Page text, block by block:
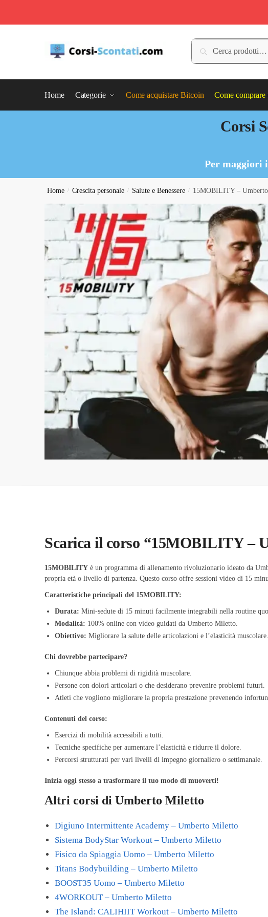
Cerca:
Cerca
Home Categorie Come acquistare Bitcoin Come comprare
Corsi
Per maggiori
Home / Crescita personale / Salute e Benessere / 15MOBILITY –
Scarica il corso “15MOBILITY –
15MOBILITY è un programma di allenamento rivoluzionario ideato da
propria età o livello di partenza. Questo corso offre sessioni video di 15
Caratteristiche principali del 15MOBILITY:
Durata: Mini-sedute di 15 minuti facilmente integrabili nella routine
Modalità: 100% online con video guidati da Umberto Miletto.
Obiettivo: Migliorare la salute delle articolazioni e l’elasticità muscolare.
Chi dovrebbe partecipare?
Chiunque abbia problemi di rigidità muscolare.
Persone con dolori articolari o che desiderano prevenire problemi futuri.
Atleti che vogliono migliorare la propria prestazione prevenendo
Contenuti del corso:
Esercizi di mobilità accessibili a tutti.
Tecniche specifiche per aumentare l’elasticità e ridurre il dolore.
Percorsi strutturati per vari livelli di impegno giornaliero o settimanale.
Inizia oggi stesso a trasformare il tuo modo di muoverti!
Altri corsi di Umberto Miletto
Digiuno Intermittente Academy – Umberto Miletto
Sistema BodyStar Workout – Umberto Miletto
Fisico da Spiaggia Uomo – Umberto Miletto
Titans Bodybuilding – Umberto Miletto
BOOST35 Uomo – Umberto Miletto
4WORKOUT – Umberto Miletto
The Island: CALIHIIT Workout – Umberto Miletto